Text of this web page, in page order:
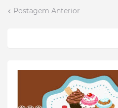
Postagem Anterior